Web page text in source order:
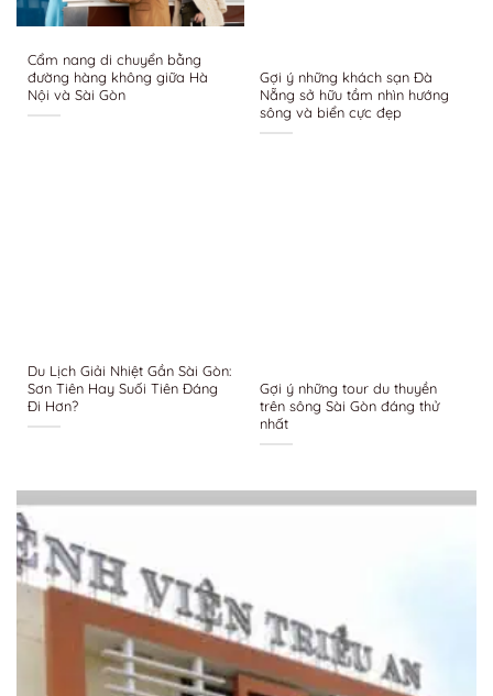
Cẩm nang di chuyển bằng
đường hàng không giữa Hà
Nội và Sài Gòn
Gợi ý những khách sạn Đà
Nẵng sở hữu tầm nhìn hướng
sông và biển cực đẹp
Du Lịch Giải Nhiệt Gần Sài Gòn:
Sơn Tiên Hay Suối Tiên Đáng
Đi Hơn?
Gợi ý những tour du thuyền
trên sông Sài Gòn đáng thử
nhất